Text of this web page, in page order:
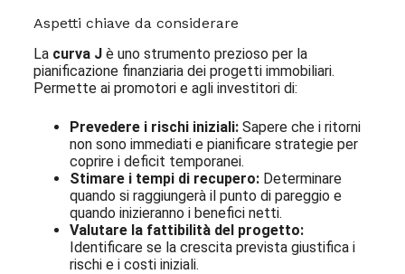
Aspetti chiave da considerare
La curva Jè uno strumento prezioso per la
pianificazione finanziaria dei progetti immobiliari.
Permette ai promotori e agli investitori di:
Prevedere i rischi iniziali:Sapere che i ritorni
non sono immediati e pianificare strategie per
coprire i deficit temporanei.
Stimare i tempi di recupero:Determinare
quando si raggiungerà il punto di pareggio e
quando inizieranno i benefici netti.
Valutare la fattibilità del progetto:
Identificare se la crescita prevista giustifica i
rischi e i costi iniziali.